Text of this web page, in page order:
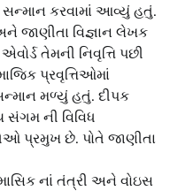
સન્માન કરવામાં આવ્યું હતું.
જાણીતા વિજ્ઞાન લેખક
તેમની નિવૃત્તિ પછી
પ્રવૃત્તિઓમાં
મળ્યું હતું. દીપક
સંગમ ની વિવિધ
પ્રમુખ છે. પોતે જાણીતા
નાં તંત્રી અને વોઇસ